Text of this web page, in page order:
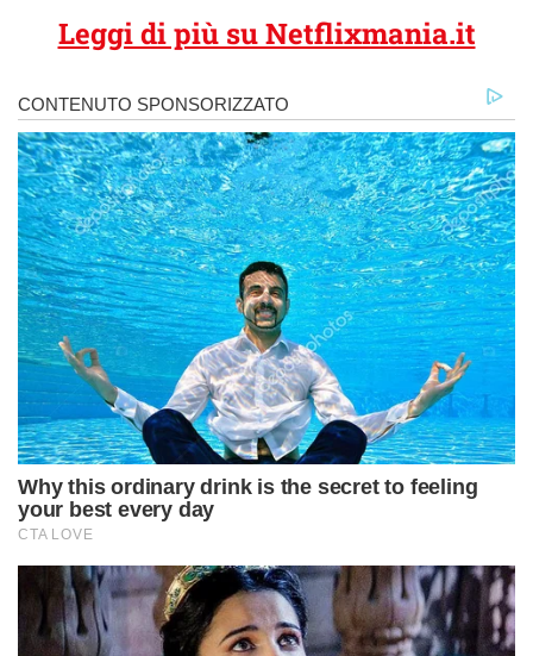
Leggi di più su Netflixmania.it